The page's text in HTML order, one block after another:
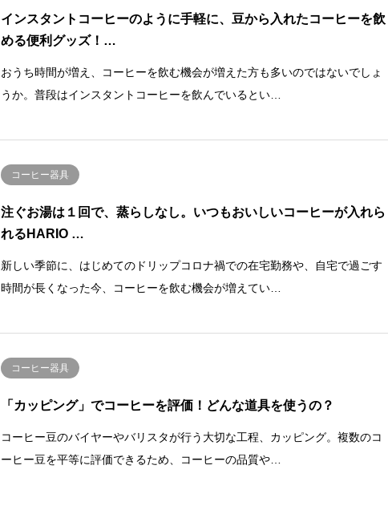
インスタントコーヒーのように手軽に、豆から入れたコーヒーを飲
める便利グッズ！…
おうち時間が増え、コーヒーを飲む機会が増えた方も多いのではないでしょ
うか。普段はインスタントコーヒーを飲んでいるとい…
コーヒー器具
注ぐお湯は１回で、蒸らしなし。いつもおいしいコーヒーが入れら
れるHARIO …
新しい季節に、はじめてのドリップコロナ禍での在宅勤務や、自宅で過ごす
時間が長くなった今、コーヒーを飲む機会が増えてい…
コーヒー器具
「カッピング」でコーヒーを評価！どんな道具を使うの？
コーヒー豆のバイヤーやバリスタが行う大切な工程、カッピング。複数のコ
ーヒー豆を平等に評価できるため、コーヒーの品質や…